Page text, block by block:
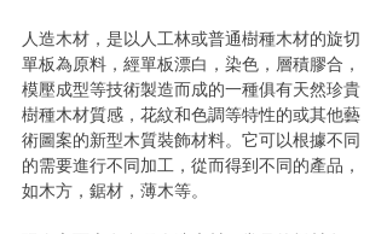
人造木材，是以人工林或普通樹種木材的旋切
單板為原料，經單板漂白，染色，層積膠合，
模壓成型等技術製造而成的一種俱有天然珍貴
樹種木材質感，花紋和色調等特性的或其他藝
術圖案的新型木質裝飾材料。它可以根據不同
的需要進行不同加工，從而得到不同的產品，
如木方，鋸材，薄木等。